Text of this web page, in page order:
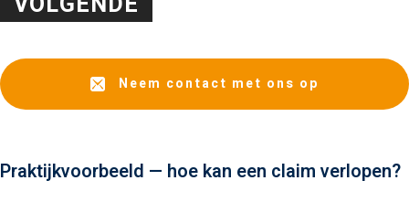
Neem contact met ons op
Praktijkvoorbeeld — hoe kan een claim verlopen?